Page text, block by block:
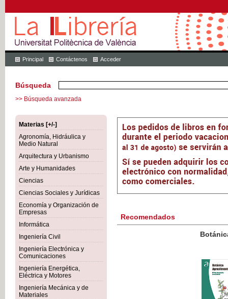
Principal Contáctenos Acceder
Búsqueda
>> Búsqueda avanzada
Materias [+/-]
Agronomía, Hidráulica y
Medio Natural
Arquitectura y Urbanismo
Arte y Humanidades
Ciencias
Ciencias Sociales y Jurídicas
Economía y Organización de
Empresas
Informática
Ingeniería Civil
Ingeniería Electrónica y
Comunicaciones
Ingeniería Energética,
Eléctrica y Motores
Ingeniería Mecánica y de
Materiales
Recomendados
Botánica Agroalimentaria
IVA